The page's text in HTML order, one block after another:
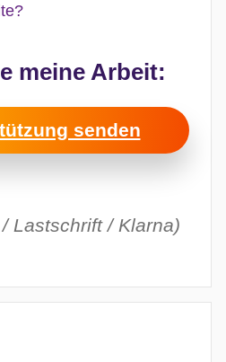
meine Arbeit:
senden
Lastschrift / Klarna)